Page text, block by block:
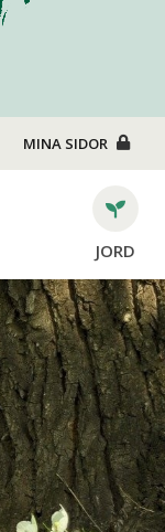
Foder/strö
Stängsel
Skötsel
MINA SIDOR
JORD